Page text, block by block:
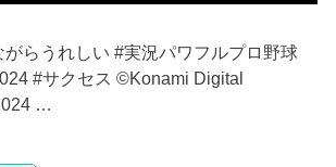
がらうれしい #実況パワフルプロ野球
#サクセス ©Konami Digital
…